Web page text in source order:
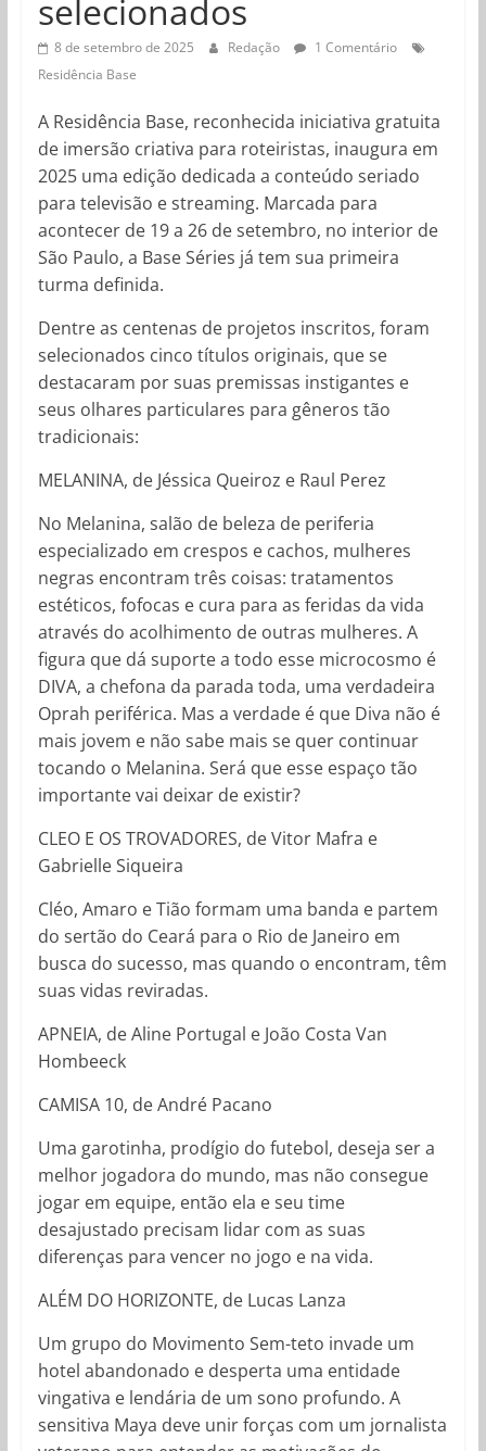
selecionados
8 de setembro de 2025 Redação
1 Comentário
Residência Base
A Residência Base, reconhecida iniciativa gratuita
de imersão criativa para roteiristas, inaugura em
2025 uma edição dedicada a conteúdo seriado
para televisão e streaming. Marcada para
acontecer de 19 a 26 de setembro, no interior de
São Paulo, a Base Séries já tem sua primeira
turma definida.
Dentre as centenas de projetos inscritos, foram
selecionados cinco títulos originais, que se
destacaram por suas premissas instigantes e
seus olhares particulares para gêneros tão
tradicionais:
MELANINA, de Jéssica Queiroz e Raul Perez
No Melanina, salão de beleza de periferia
especializado em crespos e cachos, mulheres
negras encontram três coisas: tratamentos
estéticos, fofocas e cura para as feridas da vida
através do acolhimento de outras mulheres. A
figura que dá suporte a todo esse microcosmo é
DIVA, a chefona da parada toda, uma verdadeira
Oprah periférica. Mas a verdade é que Diva não é
mais jovem e não sabe mais se quer continuar
tocando o Melanina. Será que esse espaço tão
importante vai deixar de existir?
CLEO E OS TROVADORES, de Vitor Mafra e
Gabrielle Siqueira
Cléo, Amaro e Tião formam uma banda e partem
do sertão do Ceará para o Rio de Janeiro em
busca do sucesso, mas quando o encontram, têm
suas vidas reviradas.
APNEIA, de Aline Portugal e João Costa Van
Hombeeck
CAMISA 10, de André Pacano
Uma garotinha, prodígio do futebol, deseja ser a
melhor jogadora do mundo, mas não consegue
jogar em equipe, então ela e seu time
desajustado precisam lidar com as suas
diferenças para vencer no jogo e na vida.
ALÉM DO HORIZONTE, de Lucas Lanza
Um grupo do Movimento Sem-teto invade um
hotel abandonado e desperta uma entidade
vingativa e lendária de um sono profundo. A
sensitiva Maya deve unir forças com um jornalista